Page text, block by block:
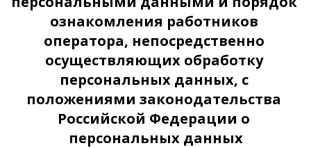
ознакомления работников
оператора, непосредственно
осуществляющих обработку
персональных данных, с
положениями законодательства
Российской Федерации о
персональных данных